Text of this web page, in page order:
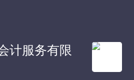
计服务有限